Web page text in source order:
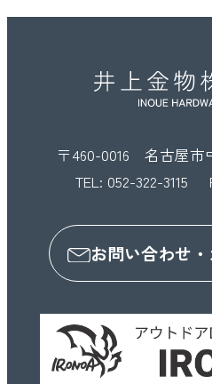
〒460-0016 名古屋市
TEL: 052-322-3115
お問い合わせ